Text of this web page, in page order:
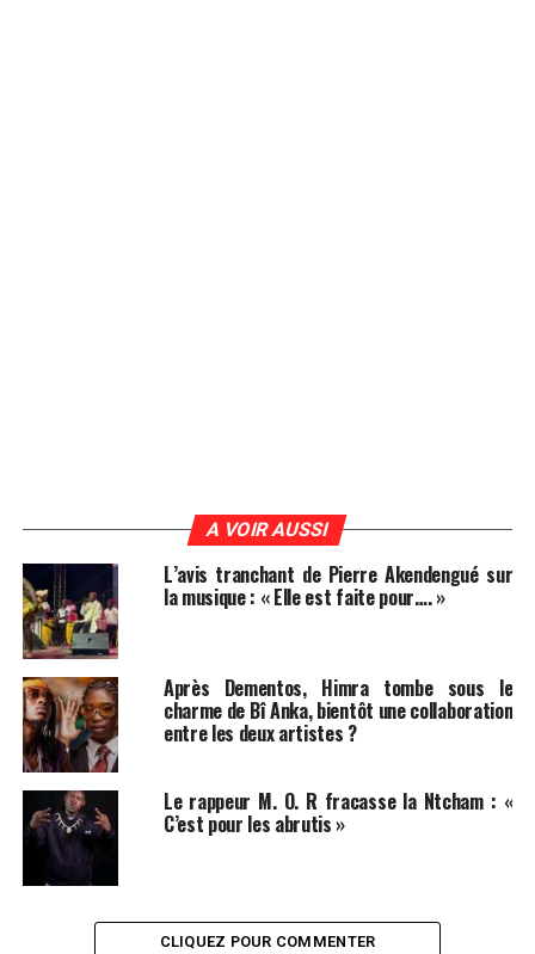
A VOIR AUSSI
L’avis tranchant de Pierre Akendengué sur
la musique : « Elle est faite pour…. »
Après Dementos, Himra tombe sous le
charme de Bî Anka, bientôt une collaboration
entre les deux artistes ?
Le rappeur M. O. R fracasse la Ntcham : «
C’est pour les abrutis »
CLIQUEZ POUR COMMENTER